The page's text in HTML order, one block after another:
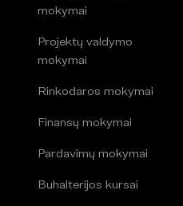
mokymai
Projektų valdymo
mokymai
Rinkodaros mokymai
Finansų mokymai
Pardavimų mokymai
Buhalterijos kursai